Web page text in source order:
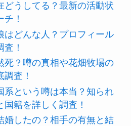
どうしてる？最新の活動状
！
はどんな人？プロフィール
！
死？噂の真相や花畑牧場の
査！
系という噂は本当？知られ
国籍を詳しく調査！
婚したの？相手の有無と結